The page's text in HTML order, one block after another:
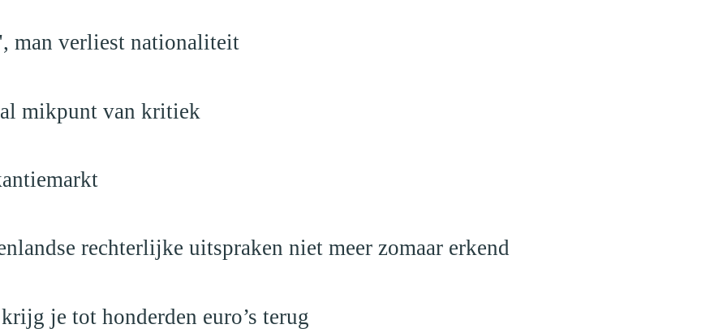
man verliest nationaliteit
mikpunt van kritiek
rechterlijke uitspraken niet meer zomaar erkend
je tot honderden euro’s terug